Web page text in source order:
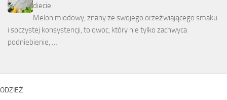
diecie
Melon miodowy, znany ze swojego orzeźwiającego smaku
i soczystej konsystencji, to owoc, który nie tylko zachwyca
podniebienie, …
ODZIEŻ